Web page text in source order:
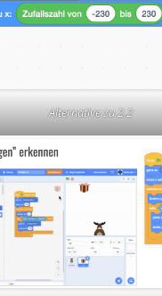
Alternative zu 2.2